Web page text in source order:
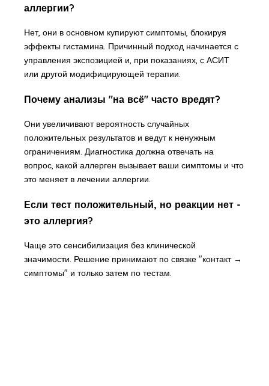
аллергии?
Нет, они в основном купируют симптомы, блокируя
эффекты гистамина. Причинный подход начинается с
управления экспозицией и, при показаниях, с АСИТ
или другой модифицирующей терапии.
Почему анализы "на всё" часто вредят?
Они увеличивают вероятность случайных
положительных результатов и ведут к ненужным
ограничениям. Диагностика должна отвечать на
вопрос, какой аллерген вызывает ваши симптомы и что
это меняет в лечении аллергии.
Если тест положительный, но реакции нет -
это аллергия?
Чаще это сенсибилизация без клинической
значимости. Решение принимают по связке "контакт →
симптомы" и только затем по тестам.